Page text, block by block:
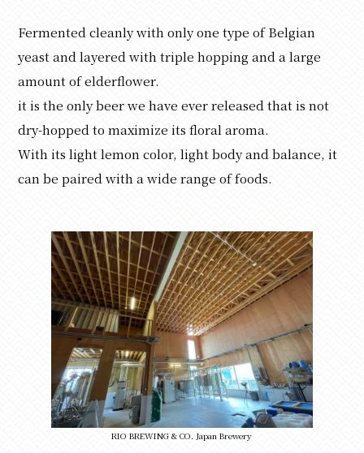
Fermented cleanly with only one type of Belgian
yeast and layered with triple hopping and a large
amount of elderflower.
it is the only beer we have ever released that is not
dry-hopped to maximize its floral aroma.
With its light lemon color, light body and balance, it
can be paired with a wide range of foods.
RIO BREWING & CO. Japan Brewery